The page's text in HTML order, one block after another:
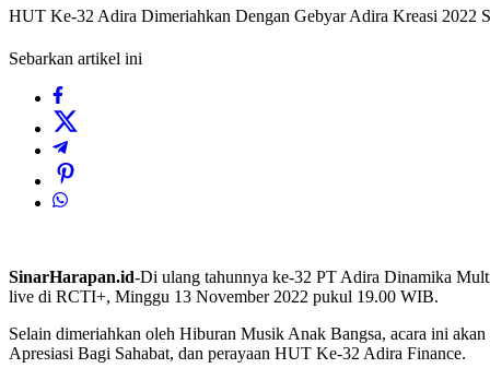
HUT Ke-32 Adira Dimeriahkan Dengan Gebyar Adira Kreasi 2022
Sebarkan artikel ini
SinarHarapan.id-Di ulang tahunnya ke-32 PT Adira Dinamika
live di RCTI+, Minggu 13 November 2022 pukul 19.00 WIB.
Selain dimeriahkan oleh Hiburan Musik Anak Bangsa, acara ini
Apresiasi Bagi Sahabat, dan perayaan HUT Ke-32 Adira Finance.